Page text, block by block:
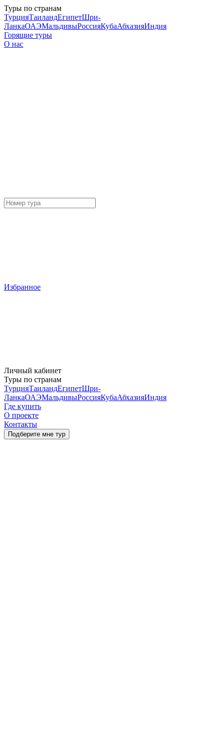
Туры по странам
ТурцияТаиландЕгипетШри-
ЛанкаОАЭМальдивыРоссияКубаАбхазияИндия
Горящие туры
О нас
Избранное
Личный кабинет
Туры по странам
ТурцияТаиландЕгипетШри-
ЛанкаОАЭМальдивыРоссияКубаАбхазияИндия
Где купить
О проекте
Контакты
Подберите мне тур